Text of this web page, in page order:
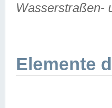
Wasserstraßen-
Elemente